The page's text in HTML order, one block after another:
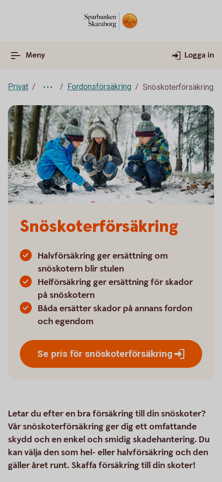
Meny Logga in
Privat Fordonsförsäkring Snöskoterförsäkring
Snöskoterförsäkring
Halvförsäkring ger ersättning om
snöskotern blir stulen
Helförsäkring ger ersättning för skador
på snöskotern
Båda ersätter skador på annans fordon
och egendom
Se pris för snöskoterförsäkring
Letar du efter en bra försäkring till din snöskoter?
Vår snöskoterförsäkring ger dig ett omfattande
skydd och en enkel och smidig skadehantering. Du
kan välja den som hel- eller halvförsäkring och den
gäller året runt. Skaffa försäkring till din skoter!